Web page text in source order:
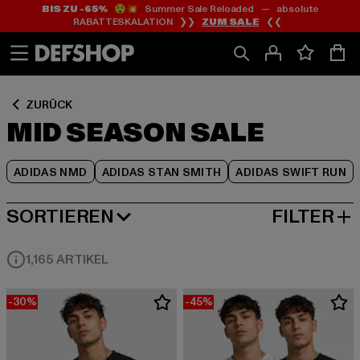
Zum
Inhalt
springen
Zum
Fußzeile
springen
BIS ZU -65%😲💥 Summer Sale Reloaded — absolute
RABATTESKALATION ❯❯ ZUM SALE ❮❮
ZURÜCK
MID SEASON SALE
ADIDAS NMD ADIDAS STAN SMITH ADIDAS SWIFT RUN
Zum
Produktraster
springen
SORTIEREN
BELIEBTESTE FILTER
1,165 ARTIKEL
-30% -45%